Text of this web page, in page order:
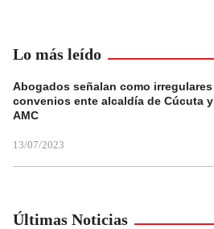
Lo más leído
Abogados señalan como irregulares
convenios ente alcaldía de Cúcuta y
AMC
13/07/2023
Últimas Noticias